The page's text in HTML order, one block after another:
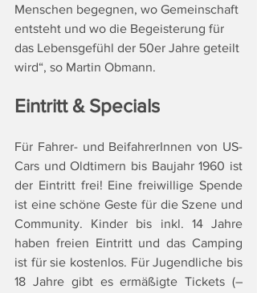
Menschen begegnen, wo Gemeinschaft
entsteht und wo die Begeisterung für
das Lebensgefühl der 50er Jahre geteilt
wird“, so Martin Obmann.
Eintritt & Specials
Für Fahrer- und BeifahrerInnen von US-
Cars und Oldtimern bis Baujahr 1960 ist
der Eintritt frei! Eine freiwillige Spende
ist eine schöne Geste für die Szene und
Community. Kinder bis inkl. 14 Jahre
haben freien Eintritt und das Camping
ist für sie kostenlos. Für Jugendliche bis
18 Jahre gibt es ermäßigte Tickets (–